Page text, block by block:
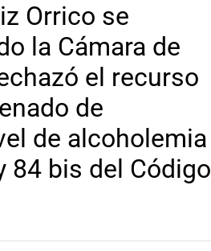
Orrico se
la Cámara de
el recurso
de
de alcoholemia
84 bis del Código